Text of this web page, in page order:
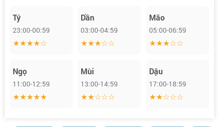
Tý
23:00-00:59
★★★★☆
Dần
03:00-04:59
★★★☆☆
Mão
05:00-06:59
★★★☆☆
Ngọ
11:00-12:59
★★★★★
Mùi
13:00-14:59
★★☆☆☆
Dậu
17:00-18:59
★★☆☆☆